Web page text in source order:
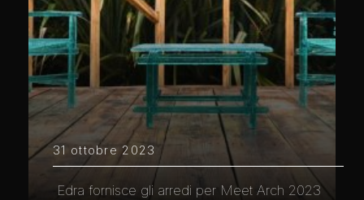
31 ottobre 2023
Edra fornisce gli arredi per Meet Arch 2023